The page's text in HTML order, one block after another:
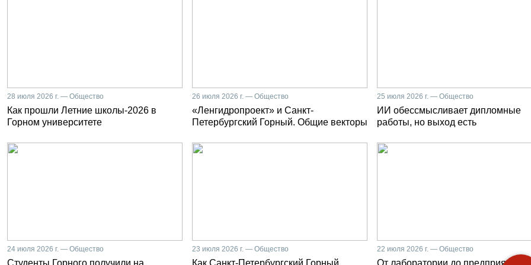
28 июля 2026 г. — Общество
Как прошли Летние школы-2026 в
Горном университете
26 июля 2026 г. — Общество
«Ленгидропроект» и Санкт-
Петербургский Горный. Общие векторы
25 июля 2026 г. — Общество
ИИ обессмысливает дипломные
работы, но выход есть
24 июля 2026 г. — Общество
Студенты Горного получили на
23 июля 2026 г. — Общество
Как Санкт-Петербургский Горный
22 июля 2026 г. — Общество
От лаборатории до предприятия: